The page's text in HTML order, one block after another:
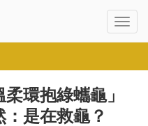
柔環抱綠蠵龜」
是在救龜？